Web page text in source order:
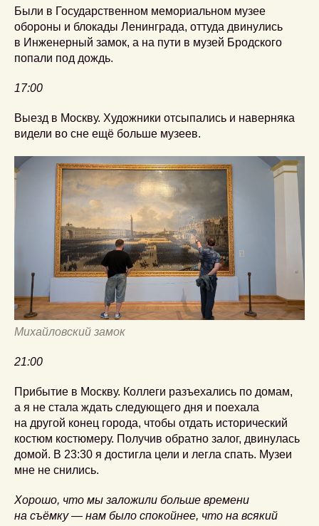
Были в Государственном мемориальном музее
обороны и блокады Ленинграда, оттуда двинулись
в Инженерный замок, а на пути в музей Бродского
попали под дождь.
17:00
Выезд в Москву. Художники отсыпались и наверняка
видели во сне ещё больше музеев.
Михайловский замок
21:00
Прибытие в Москву. Коллеги разъехались по домам,
а я не стала ждать следующего дня и поехала
на другой конец города, чтобы отдать исторический
костюм костюмеру. Получив обратно залог, двинулась
домой. В 23:30 я достигла цели и легла спать. Музеи
мне не снились.
Хорошо, что мы заложили больше времени
на съёмку — нам было спокойнее, что на всякий